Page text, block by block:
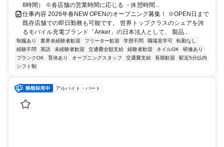
8時間） ※各店舗の営業時間に応じる ・休憩時間...
仕事内容 2026年春NEW OPENのオープニング募集！ ※OPEN日まで
既存店舗での即日勤務も可能です。 世界トップクラスのシェアを誇
るモバイル充電ブランド「Anker」の日本法人として、 製品...
制服あり 業界未経験者歓迎 フリーター歓迎 学歴不問 職場見学可
転勤なし
経験不問
英語 未経験者歓迎 交通費全額支給 経験者歓迎 ネイルOK
研修あり
ブランクOK
育休あり オープニングスタッフ 交通費支給 長期歓迎
駅近5分以内
シフト制
アルバイト・パート